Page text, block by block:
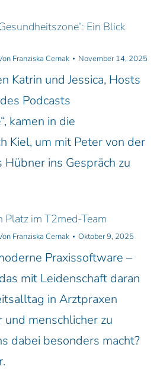
Ein Blick
Franziska Cernak November 14, 2025
Katrin und Jessica, Hosts
Podcasts
kamen in die
Kiel, um mit Peter von der
Hübner ins Gespräch zu
Platz im T2med-Team
Franziska Cernak Oktober 9, 2025
Praxissoftware –
mit Leidenschaft daran
in Arztpraxen
und menschlicher zu
dabei besonders macht?